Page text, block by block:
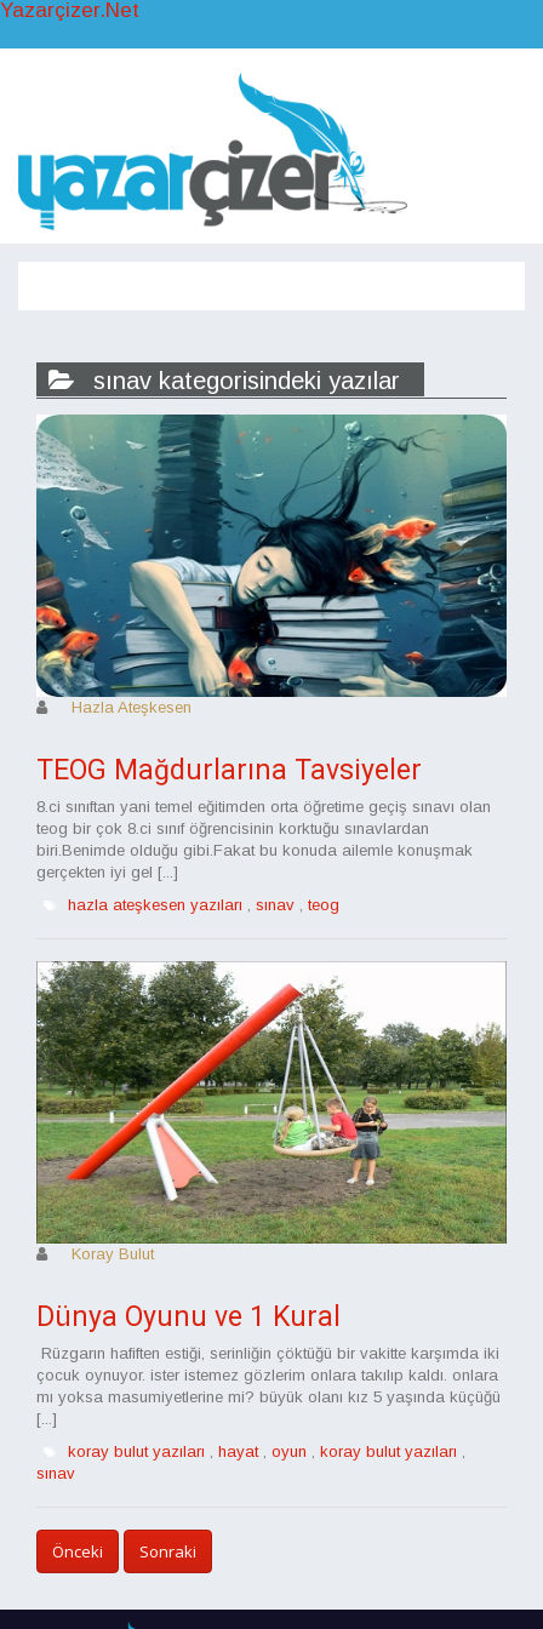
Yazarçizer.Net
sınav kategorisindeki yazılar
Hazla Ateşkesen
TEOG Mağdurlarına Tavsiyeler
8.ci sınıftan yani temel eğitimden orta öğretime geçiş sınavı olan
teog bir çok 8.ci sınıf öğrencisinin korktuğu sınavlardan
biri.Benimde olduğu gibi.Fakat bu konuda ailemle konuşmak
gerçekten iyi gel [...]
hazla ateşkesen yazıları
sınav, teog
Koray Bulut
Dünya Oyunu ve 1 Kural
Rüzgarın hafiften estiği, serinliğin çöktüğü bir vakitte karşımda iki
çocuk oynuyor. ister istemez gözlerim onlara takılıp kaldı. onlara
mı yoksa masumiyetlerine mi? büyük olanı kız 5 yaşında küçüğü
[...]
koray bulut yazıları
hayat, oyun koray bulut yazıları
sınav
Önceki Sonraki